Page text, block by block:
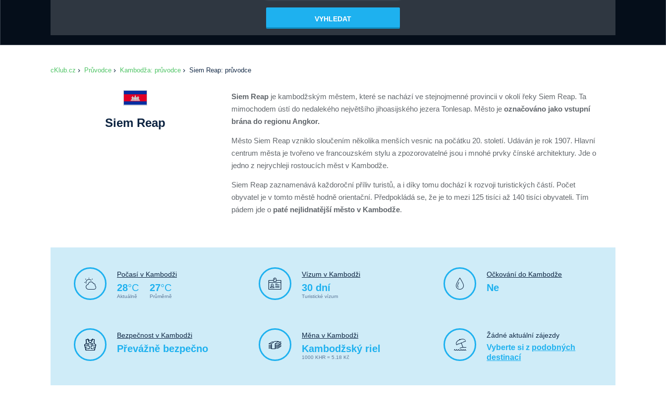
VYHLEDAT
cKlub.cz Průvodce Kambodža: průvodce Siem Reap: průvodce
Siem Reap
Siem Reapje kambodžským městem, které se nachází ve stejnojmenné provincii v okolí řeky Siem Reap. Ta
mimochodem ústí do nedalekého největšího jihoasijského jezera Tonlesap. Město je označováno jako vstupní
brána do regionu Angkor.
Město Siem Reap vzniklo sloučením několika menších vesnic na počátku 20. století. Udáván je rok 1907. Hlavní
centrum města je tvořeno ve francouzském stylu a zpozorovatelné jsou i mnohé prvky čínské architektury. Jde o
jedno z nejrychleji rostoucích měst v Kambodže.
Siem Reap zaznamenává každoroční příliv turistů, a i díky tomu dochází k rozvoji turistických částí. Počet
obyvatel je v tomto městě hodně orientační. Předpokládá se, že je to mezi 125 tisíci až 140 tisíci obyvateli. Tím
pádem jde o paté nejlidnatější město v Kambodže.
Počasí v Kambodži
28°C
Aktuálně
27°C
Průměrně
Vízum v Kambodži
30 dní
Turistické vízum
Očkování do Kambodže
Ne
Bezpečnost v Kambodži
Převážně bezpečno
Měna v Kambodži
Kambodžský riel
1000 KHR = 5.18 Kč
Žádné aktuální zájezdy
Vyberte si z podobných
destinací